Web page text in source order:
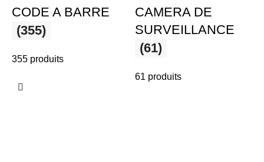
CODE A BARRE
(355)
355 produits
CAMERA DE
SURVEILLANCE
(61)
61 produits